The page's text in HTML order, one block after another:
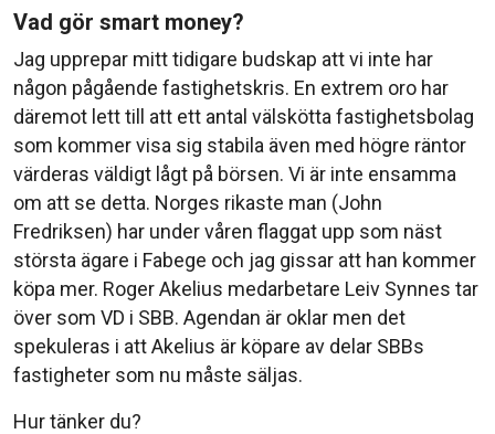
Vad gör smart money?
Jag upprepar mitt tidigare budskap att vi inte har
någon pågående fastighetskris. En extrem oro har
däremot lett till att ett antal välskötta fastighetsbolag
som kommer visa sig stabila även med högre räntor
värderas väldigt lågt på börsen. Vi är inte ensamma
om att se detta. Norges rikaste man (John
Fredriksen) har under våren flaggat upp som näst
största ägare i Fabege och jag gissar att han kommer
köpa mer. Roger Akelius medarbetare Leiv Synnes tar
över som VD i SBB. Agendan är oklar men det
spekuleras i att Akelius är köpare av delar SBBs
fastigheter som nu måste säljas.
Hur tänker du?